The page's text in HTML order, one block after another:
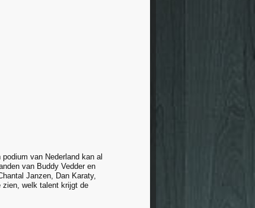
van Nederland kan al
van Buddy Vedder en
Janzen, Dan Karaty,
zien, welk talent krijgt de